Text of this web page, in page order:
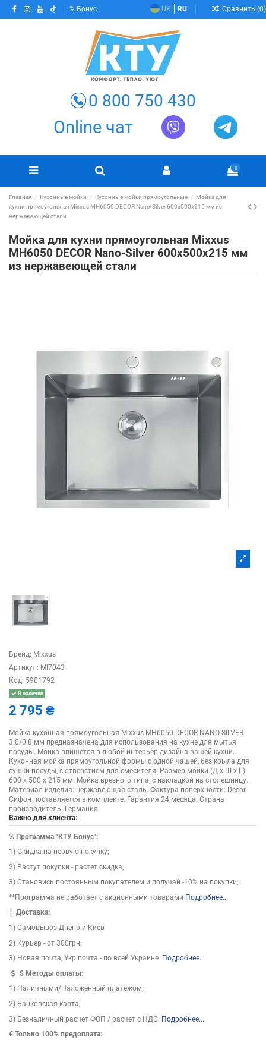
Бонус UK RU Сравнить (0)
0 800 750 430
Online чат
0
Главная Кухонные мойки Кухонные мойки прямоугольные
Мойка для
кухни прямоугольная Mixxus MH6050 DECOR Nano-Silver 600х500х215 мм из
нержавеющей стали
Мойка для кухни прямоугольная Mixxus
MH6050 DECOR Nano-Silver 600х500х215 мм
из нержавеющей стали
Бренд: Mixxus
Артикул: MI7043
Код: 5901792
В наличии
2 795 ₴
Мойка кухонная прямоугольная Mixxus MH6050 DECOR NANO-SILVER
3.0/0.8 мм предназначена для использования на кухне для мытья
посуды. Мойка впишется в любой интерьер дизайна вашей кухни.
Кухонная мойка прямоугольной формы с одной чашей, без крыла для
сушки посуды, с отверстием для смесителя. Размер мойки (Д х Ш х Г):
600 х 500 х 215 мм. Мойка врезного типа, с накладкой на столешницу.
Материал изделия: нержавеющая сталь. Фактура поверхности: Decor.
Сифон поставляется в комплекте. Гарантия 24 месяца. Страна
производитель: Германия.
Важно для клиента:
% Программа "КТУ Бонус":
1) Скидка на первую покупку;
2) Растут покупки - растет скидка;
3) Становись постоянным покупателем и получай -10% на покупки;
**Программа не работает с акционными товарами Подробнее...
╬ Доставка:
1) Самовывоз Днепр и Киев
2) Курьер - от 300грн;
3) Новая почта, Укр почта - по всей Украине Подробнее...
$Методы оплаты:
1) Наличными/Наложенный платежом;
2) Банковская карта;
3) Безналичный расчет ФОП / расчет с НДС. Подробнее...
€ Только 100% предоплата: